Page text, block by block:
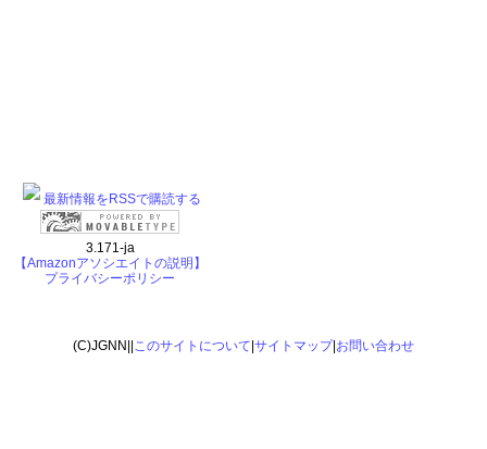
最新情報をRSSで購読する
3.171-ja
【Amazonアソシエイトの説明】
プライバシーポリシー
(C)JGNN|| このサイトについて サイトマップ| お問い合わせ